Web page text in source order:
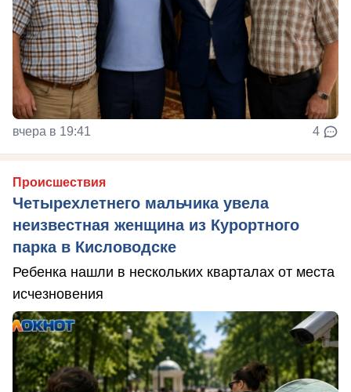
вчера в 19:41 4
Происшествия
Четырехлетнего мальчика увела
неизвестная женщина из Курортного
парка в Кисловодске
Ребенка нашли в нескольких кварталах от места
исчезновения